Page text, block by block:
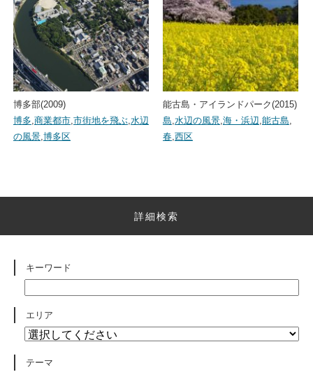
博多部(2009)
博多,商業都市,市街地を飛ぶ,水辺
の風景,博多区
能古島・アイランドパーク(2015)
島,水辺の風景,海・浜辺,能古島,
春,西区
詳細検索
キーワード
エリア
テーマ